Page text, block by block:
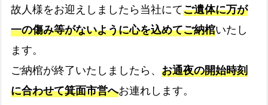
病院
故人様をお迎えしましたら当社にてご遺体に万が
一の傷み等がないように心を込めてご納棺いたし
ます。
ご納棺が終了いたしましたら、 お通夜の開始時刻
に合わせて箕面市営へお連れします。